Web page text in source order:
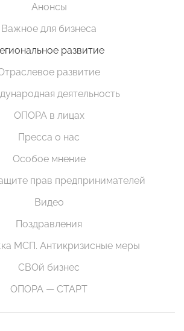
Анонсы
Важное для бизнеса
развитие
развитие
деятельность
ОПОРА в лицах
Пресса о нас
Особое мнение
прав предпринимателей
Видео
Поздравления
МСП. Антикризисные меры
СВОй бизнес
ОПОРА — СТАРТ